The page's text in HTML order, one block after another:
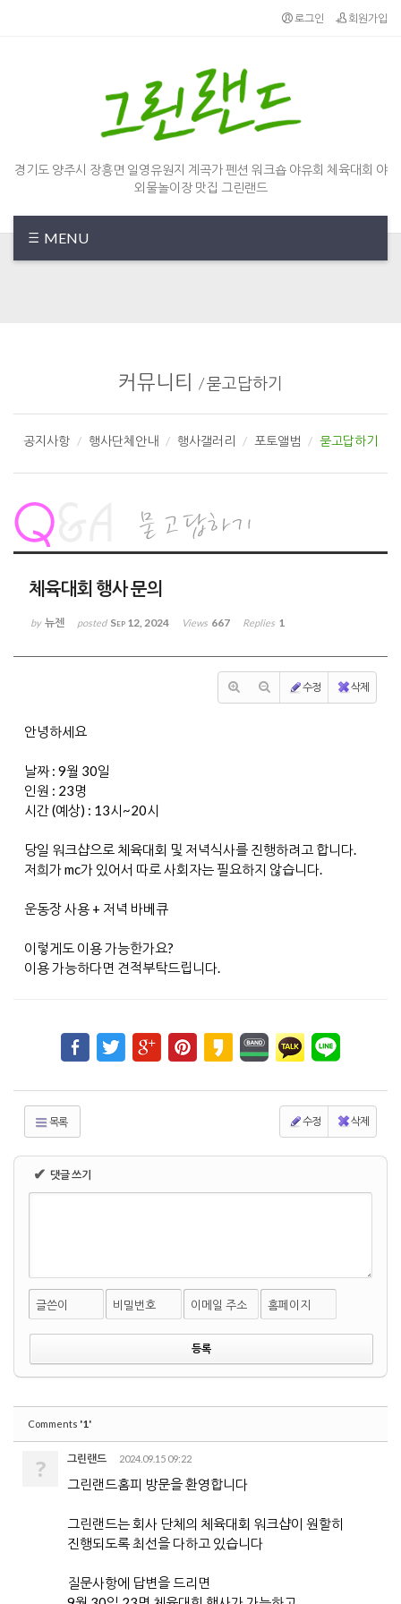
로그인 회원가입
경기도 양주시 장흥면 일영유원지 계곡가 펜션 워크숍 야유회 체육대회 야
외물놀이장 맛집 그린랜드
MENU
커뮤니티 /묻고답하기
공지사항 행사단체안내 행사갤러리 포토앨범 묻고답하기
체육대회 행사 문의
by 뉴젠 posted Sep 12, 2024 Views 667 Replies 1
수정 삭제
안녕하세요
날짜 : 9월 30일
인원 : 23명
시간 (예상) : 13시~20시
당일 워크샵으로 체육대회 및 저녁식사를 진행하려고 합니다.
저희가 mc가 있어서 따로 사회자는 필요하지 않습니다.
운동장 사용 + 저녁 바베큐
이렇게도 이용 가능한가요?
이용 가능하다면 견적부탁드립니다.
목록 수정 삭제
✔ 댓글 쓰기
글쓴이 비밀번호 이메일 주소 홈페이지
Comments '1'
? 그린랜드 2024.09.15 09:22
그린랜드홈피 방문을 환영합니다
그린랜드는 회사 단체의 체육대회 워크샵이 원할히
진행되도록 최선을 다하고 있습니다
질문사항에 답변을 드리면